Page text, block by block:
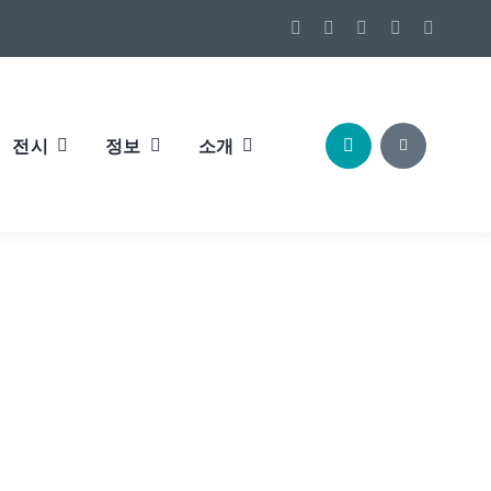
전시 정보 소개